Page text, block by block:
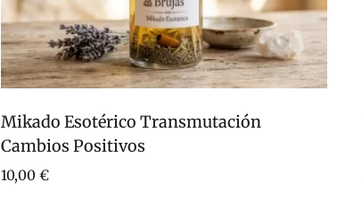
Mikado Esotérico Transmutación
Cambios Positivos
10,00 €